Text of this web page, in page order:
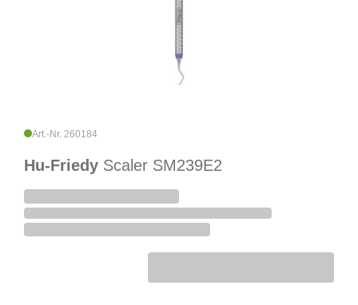
Art.-Nr. 260184
Hu-Friedy Scaler SM239E2